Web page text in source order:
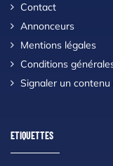
Contact
Annonceurs
Mentions légales
Conditions
Signaler un contenu
ETIQUETTES